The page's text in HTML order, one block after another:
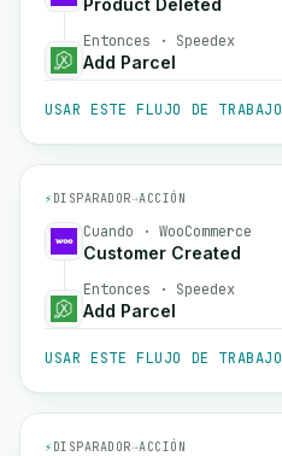
Product Deleted
Entonces · Speedex
Add Parcel
USAR ESTE FLUJO DE TRABAJO
⚡ DISPARADOR→ACCIÓN
Cuando · WooCommerce
Customer Created
Entonces · Speedex
Add Parcel
USAR ESTE FLUJO DE TRABAJO
⚡ DISPARADOR→ACCIÓN